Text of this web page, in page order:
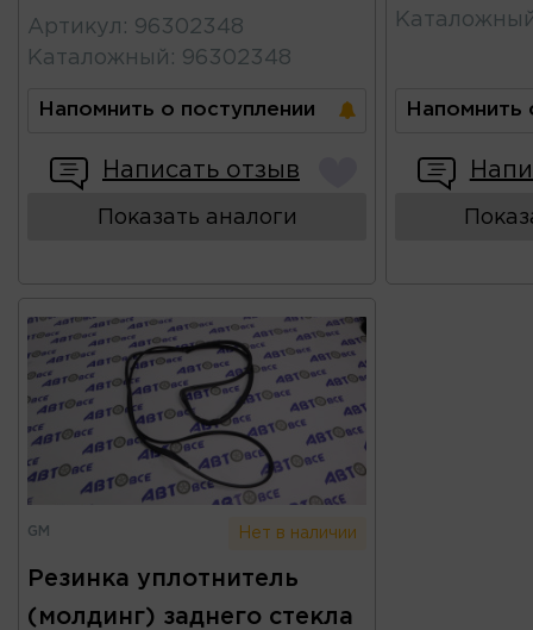
Артикул : 96302348
Каталожный : 96302348
Напомнить о поступлении
Написать отзыв
Показать аналоги
Напомнить
GM Нет в наличии
Резинка уплотнитель
(молдинг) заднего стекла